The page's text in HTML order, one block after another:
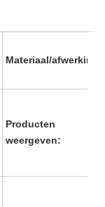
Materiaal/afwerking:
Producten
weergeven: